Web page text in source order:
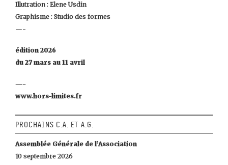
Illutration : Elene Usdin
Graphisme : Studio des formes
—-
édition 2026
du 27 mars au 11 avril
—-
www.hors-limites.fr
Prochains C.A. et A.G.
Assemblée Générale de l’Association
10 septembre 2026